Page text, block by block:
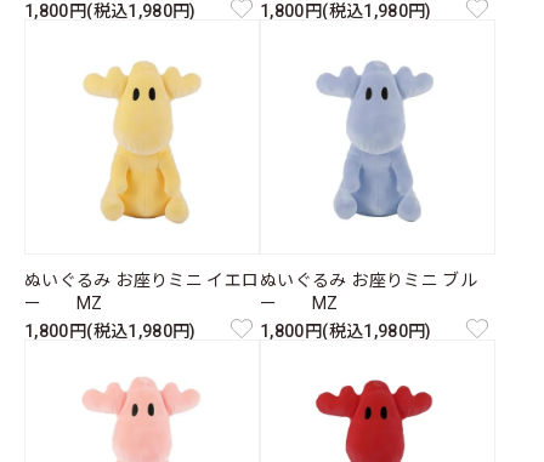
1,800円(税込1,980円)
1,800円(税込1,980円)
ぬいぐるみ お座りミニ イエロ
ー MZ
1,800円(税込1,980円)
ぬいぐるみ お座りミニ ブル
ー MZ
1,800円(税込1,980円)